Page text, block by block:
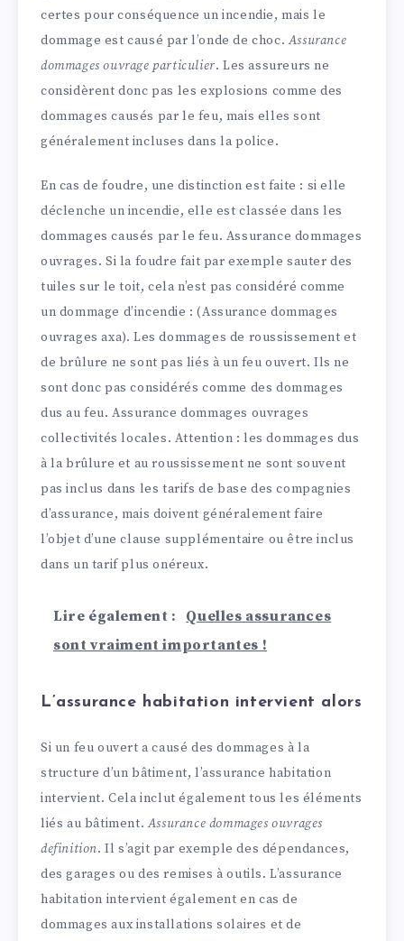
certes pour conséquence un incendie, mais le
dommage est causé par l’onde de choc.Assurance
dommages ouvrage particulier. Les assureurs ne
considèrent donc pas les explosions comme des
dommages causés par le feu, mais elles sont
généralement incluses dans la police.
En cas de foudre, une distinction est faite : si elle
déclenche un incendie, elle est classée dans les
dommages causés par le feu. Assurance dommages
ouvrages. Si la foudre fait par exemple sauter des
tuiles sur le toit, cela n’est pas considéré comme
un dommage d’incendie : (Assurance dommages
ouvrages axa). Les dommages de roussissement et
de brûlure ne sont pas liés à un feu ouvert. Ils ne
sont donc pas considérés comme des dommages
dus au feu. Assurance dommages ouvrages
collectivités locales. Attention : les dommages dus
à la brûlure et au roussissement ne sont souvent
pas inclus dans les tarifs de base des compagnies
d’assurance, mais doivent généralement faire
l’objet d’une clause supplémentaire ou être inclus
dans un tarif plus onéreux.
Lire également :
Quelles assurances
sont vraiment importantes !
L’assurance habitation intervient alors
Si un feu ouvert a causé des dommages à la
structure d’un bâtiment, l’assurance habitation
intervient. Cela inclut également tous les éléments
liés au bâtiment.Assurance dommages ouvrages
definition. Il s’agit par exemple des dépendances,
des garages ou des remises à outils. L’assurance
habitation intervient également en cas de
dommages aux installations solaires et de